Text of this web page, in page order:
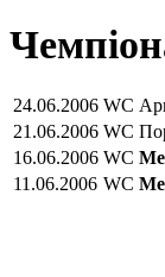
24.06.2006 WC
21.06.2006 WC
16.06.2006 WC
11.06.2006 WC